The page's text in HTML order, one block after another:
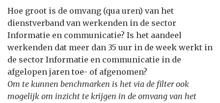
Hoe groot is de omvang (qua uren) van het
dienstverband van werkenden in de sector
Informatie en communicatie? Is het aandeel
werkenden dat meer dan 35 uur in de week werkt in
de sector Informatie en communicatie in de
afgelopen jaren toe- of afgenomen?
Om te kunnen benchmarken is het via de filter ook
mogelijk om inzicht te krijgen in de omvang van het